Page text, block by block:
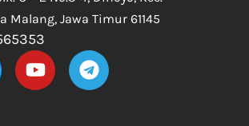
Malang, Jawa Timur 61145